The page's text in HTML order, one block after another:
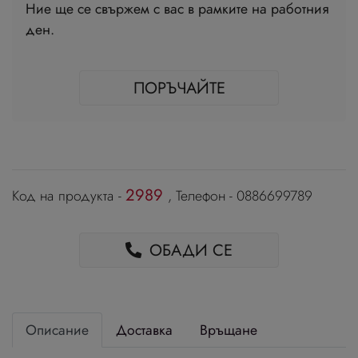
Ние ще се свържем с вас в рамките на работния
ден.
ПОРЪЧАЙТЕ
Код на продукта - 2989 , Телефон - 0886699789
ОБАДИ СЕ
Описание Доставка Връщане